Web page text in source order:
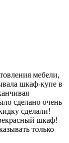
мебели,
шкаф-купе в
сделано очень
сделали!
шкаф!
только